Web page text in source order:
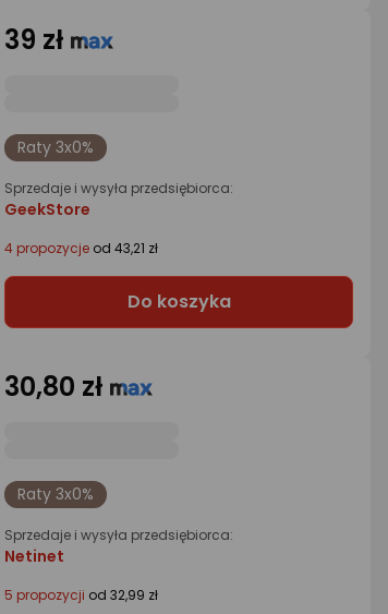
39 zł
Raty 3x0%
Sprzedaje i wysyła przedsiębiorca:
GeekStore
4 propozycje od 43,21 zł
Do koszyka
30,80 zł
Raty 3x0%
Sprzedaje i wysyła przedsiębiorca:
Netinet
5 propozycji od 32,99 zł